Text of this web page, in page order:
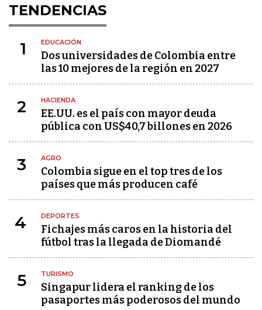
TENDENCIAS
1 EDUCACIÓN
Dos universidades de Colombia entre
las 10 mejores de la región en 2027
2 HACIENDA
EE.UU. es el país con mayor deuda
pública con US$40,7 billones en 2026
3 AGRO
Colombia sigue en el top tres de los
países que más producen café
4 DEPORTES
Fichajes más caros en la historia del
fútbol tras la llegada de Diomandé
5 TURISMO
Singapur lidera el ranking de los
pasaportes más poderosos del mundo